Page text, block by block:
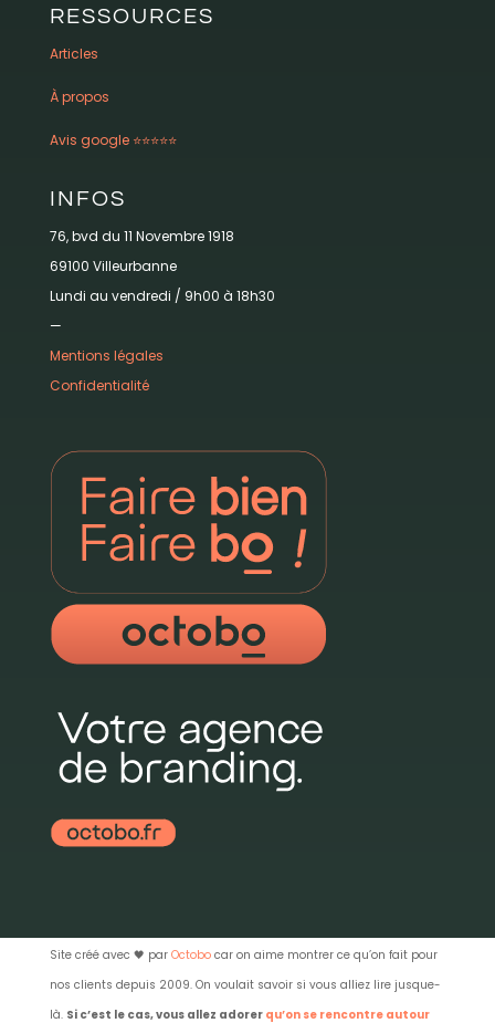
RESSOURCES
Articles
À propos
Avis google ⭐️⭐️⭐️⭐️⭐️
INFOS
76, bvd du 11 Novembre 1918
69100 Villeurbanne
Lundi au vendredi / 9h00 à 18h30
—
Mentions légales
Confidentialité
Site créé avec 🖤 par Octobocar on aime montrer ce qu’on fait pour
nos clients depuis 2009. On voulait savoir si vous alliez lire jusque-
là. Si c’est le cas, vous allez adorer qu’on se rencontre autour